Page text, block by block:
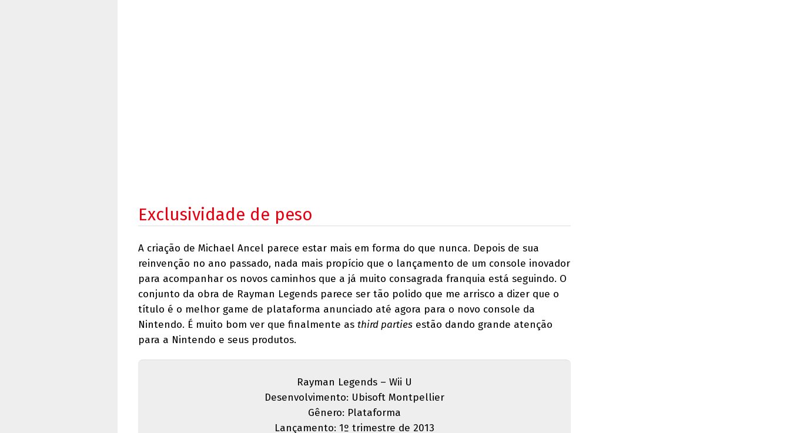
Exclusividade de peso
A criação de Michael Ancel parece estar mais em forma do que nunca. Depois de sua
reinvenção no ano passado, nada mais propício que o lançamento de um console inovador
para acompanhar os novos caminhos que a já muito consagrada franquia está seguindo. O
conjunto da obra de Rayman Legends parece ser tão polido que me arrisco a dizer que o
título é o melhor game de plataforma anunciado até agora para o novo console da
Nintendo. É muito bom ver que finalmente as third parties estão dando grande atenção
para a Nintendo e seus produtos.
Rayman Legends – Wii U
Desenvolvimento: Ubisoft Montpellier
Gênero: Plataforma
Lançamento: 1º trimestre de 2013